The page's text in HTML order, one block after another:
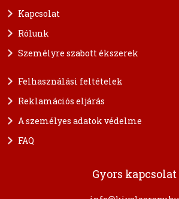
Kapcsolat
Rólunk
Személyre szabott ékszerek
Felhasználási feltételek
Reklamációs eljárás
A személyes adatok védelme
FAQ
Gyors kapcsolat